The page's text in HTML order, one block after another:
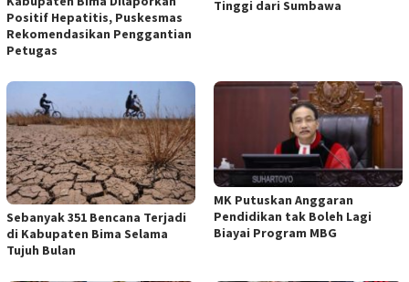
Positif Hepatitis, Puskesmas
Rekomendasikan Penggantian
Petugas
Tinggi dari Sumbawa
Sebanyak 351 Bencana Terjadi
di Kabupaten Bima Selama
Tujuh Bulan
MK Putuskan Anggaran
Pendidikan tak Boleh Lagi
Biayai Program MBG